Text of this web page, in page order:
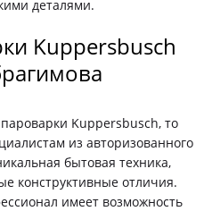
деталями.
Kuppersbusch
Kuppersbusch, то
из авторизованного
бытовая техника,
конструктивные отличия.
имеет возможность